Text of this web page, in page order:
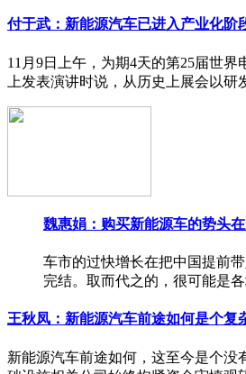
付于武：新能源汽车已进入产业化阶
11月9日上午，为期4天的第25届世
上发表演讲时说，从历史上展会以
魏惠娟：购买新能源车的势头
车市的过快增长在把中国提前
完结。取而代之的，很可能是
王秋凤：新能源汽车前途如何是个复
新能源汽车前途如何，这至今是个